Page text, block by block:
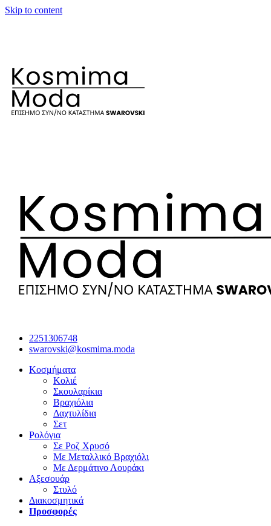
Skip to content
2251306748
swarovski@kosmima.moda
Κοσμήματα
Κολιέ
Σκουλαρίκια
Βραχιόλια
Δαχτυλίδια
Σετ
Ρολόγια
Σε Ροζ Χρυσό
Με Μεταλλικό Βραχιόλι
Με Δερμάτινο Λουράκι
Αξεσουάρ
Στυλό
Διακοσμητικά
Προσφορές